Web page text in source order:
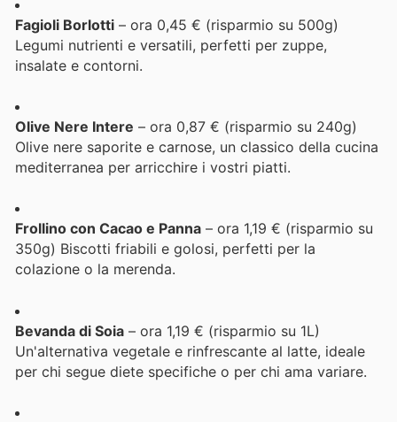
Fagioli Borlotti – ora 0,45 € (risparmio su 500g)
Legumi nutrienti e versatili, perfetti per zuppe,
insalate e contorni.
Olive Nere Intere – ora 0,87 € (risparmio su 240g)
Olive nere saporite e carnose, un classico della cucina
mediterranea per arricchire i vostri piatti.
Frollino con Cacao e Panna – ora 1,19 € (risparmio su
350g) Biscotti friabili e golosi, perfetti per la
colazione o la merenda.
Bevanda di Soia – ora 1,19 € (risparmio su 1L)
Un'alternativa vegetale e rinfrescante al latte, ideale
per chi segue diete specifiche o per chi ama variare.